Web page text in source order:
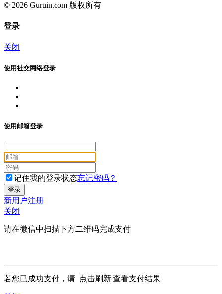
© 2026 Guruin.com 版权所有
登录
关闭
使用社交网络登录
使用邮箱登录
记住我的登录状态忘记密码？
新用户注册
关闭
请在微信中扫描下方二维码完成支付
若您已成功支付，请 点击刷新 查看支付结果